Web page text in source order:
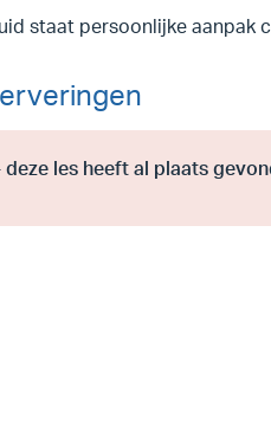
staat persoonlijke aanpak
deze les heeft al plaats